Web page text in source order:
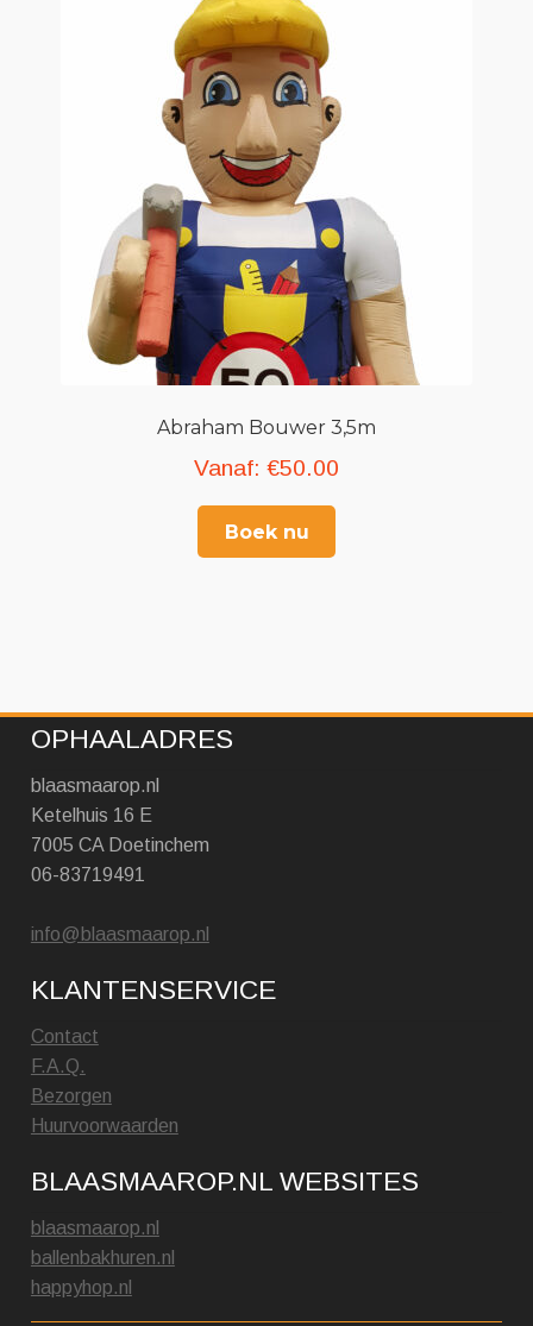
Abraham Bouwer 3,5m
Vanaf: €50.00
Boek nu
OPHAALADRES
blaasmaarop.nl
Ketelhuis 16 E
7005 CA Doetinchem
06-83719491
info@blaasmaarop.nl
KLANTENSERVICE
Contact
F.A.Q.
Bezorgen
Huurvoorwaarden
BLAASMAAROP.NL WEBSITES
blaasmaarop.nl
ballenbakhuren.nl
happyhop.nl